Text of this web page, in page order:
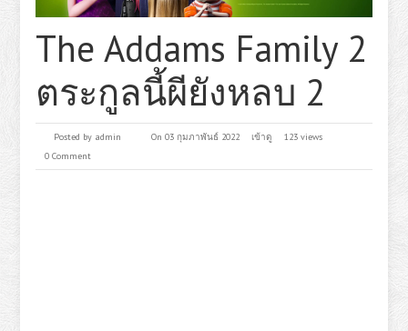
The Addams Family 2
ตระกูลนี้ผียังหลบ 2
Posted by admin On 03 กุมภาพันธ์ 2022 เข้าดู
123 views
0 Comment